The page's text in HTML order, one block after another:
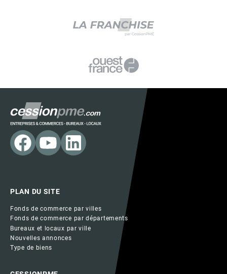
PLAN DU SITE
Fonds de commerce par villes
Fonds de commerce par départements
Bureaux et locaux par ville
Nouvelles annonces
Type de biens